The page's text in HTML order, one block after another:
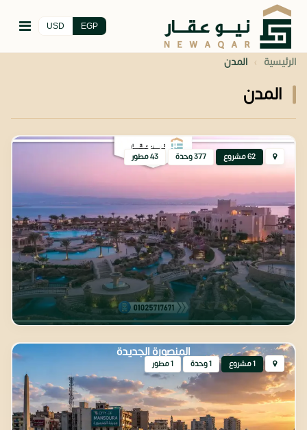
EGP
USD
الرئيسية › المدن
المدن
62 مشروع 377 وحدة 43 مطور
البحر الاحمر
1 مشروع 1 وحدة 1 مطور
المنصورة الجديدة